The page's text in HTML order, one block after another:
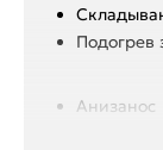
Подогрев
Анизанос